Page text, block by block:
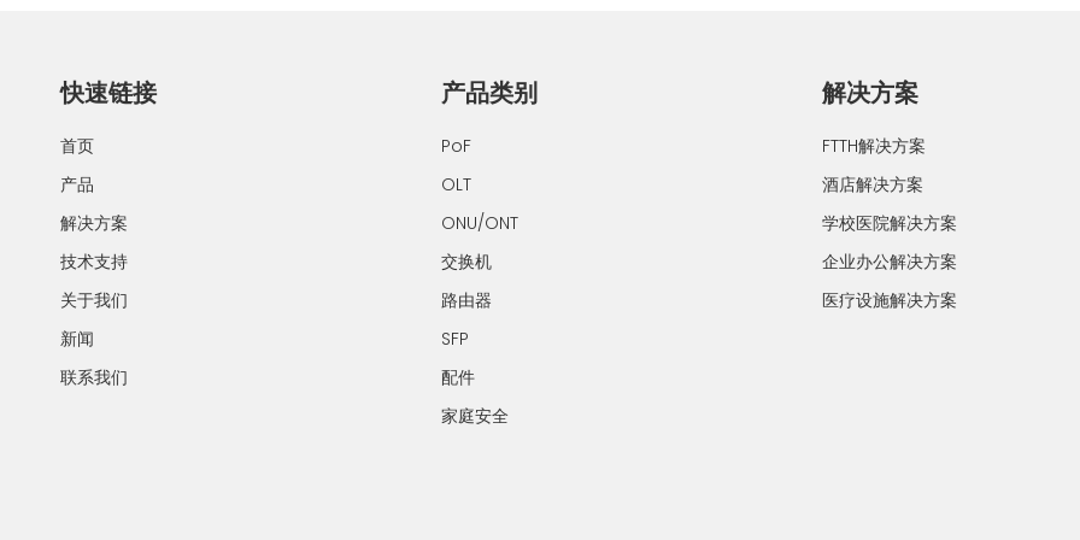
快速链接
首页
产品
解决方案
技术支持
关于我们
新闻
联系我们
产品类别
PoF
OLT
ONU/ONT
交换机
路由器
SFP
配件
家庭安全
解决方案
FTTH解决方案
酒店解决方案
学校医院解决方案
企业办公解决方案
医疗设施解决方案